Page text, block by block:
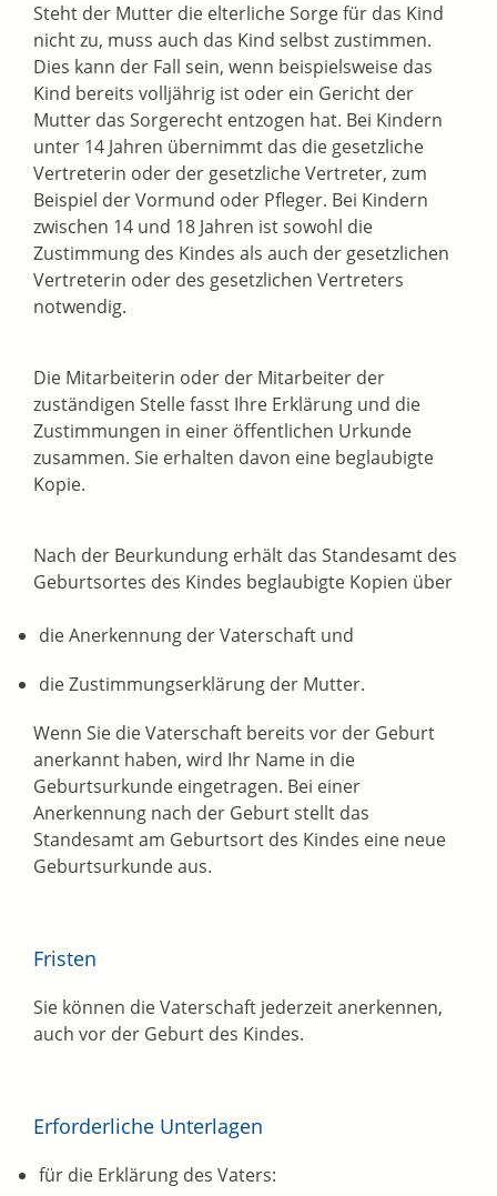
Steht der Mutter die elterliche Sorge für das Kind
nicht zu, muss auch das Kind selbst zustimmen.
Dies kann der Fall sein, wenn beispielsweise das
Kind bereits volljährig ist oder ein Gericht der
Mutter das Sorgerecht entzogen hat. Bei Kindern
unter 14 Jahren übernimmt das die gesetzliche
Vertreterin oder der gesetzliche Vertreter, zum
Beispiel der Vormund oder Pfleger. Bei Kindern
zwischen 14 und 18 Jahren ist sowohl die
Zustimmung des Kindes als auch der gesetzlichen
Vertreterin oder des gesetzlichen Vertreters
notwendig.
Die Mitarbeiterin oder der Mitarbeiter der
zuständigen Stelle fasst Ihre Erklärung und die
Zustimmungen in einer öffentlichen Urkunde
zusammen. Sie erhalten davon eine beglaubigte
Kopie.
Nach der Beurkundung erhält das Standesamt des
Geburtsortes des Kindes beglaubigte Kopien über
die Anerkennung der Vaterschaft und
die Zustimmungserklärung der Mutter.
Wenn Sie die Vaterschaft bereits vor der Geburt
anerkannt haben, wird Ihr Name in die
Geburtsurkunde eingetragen. Bei einer
Anerkennung nach der Geburt stellt das
Standesamt am Geburtsort des Kindes eine neue
Geburtsurkunde aus.
Fristen
Sie können die Vaterschaft jederzeit anerkennen,
auch vor der Geburt des Kindes.
Erforderliche Unterlagen
für die Erklärung des Vaters: